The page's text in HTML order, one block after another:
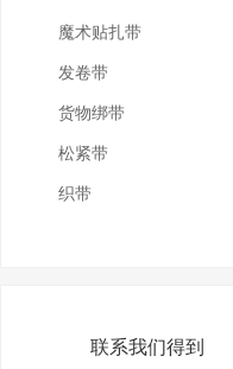
魔术贴扎带
发卷带
货物绑带
松紧带
织带
联系我们得到